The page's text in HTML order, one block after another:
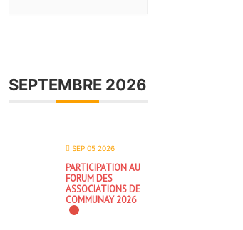
SEPTEMBRE 2026
SEP 05 2026
PARTICIPATION AU
FORUM DES
ASSOCIATIONS DE
COMMUNAY 2026